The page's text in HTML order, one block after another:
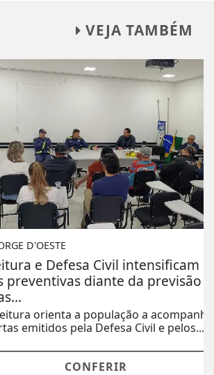
VEJA TAMBÉM
Defesa Civil intensificam
diante da previsão de
a população a acompanhar
pela Defesa Civil e pelos...
CONFERIR